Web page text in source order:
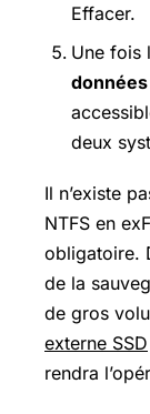
Effacer.
Une fois
deux
Il n’existe
NTFS en
obligatoire.
de la
de gros
externe SSD
rendra